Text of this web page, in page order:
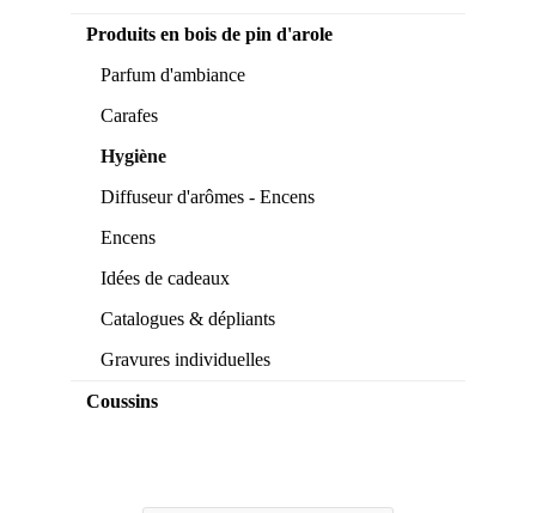
Produits en bois de pin d'arole
Parfum d'ambiance
Carafes
Hygiène
Diffuseur d'arômes - Encens
Encens
Idées de cadeaux
Catalogues & dépliants
Gravures individuelles
Coussins